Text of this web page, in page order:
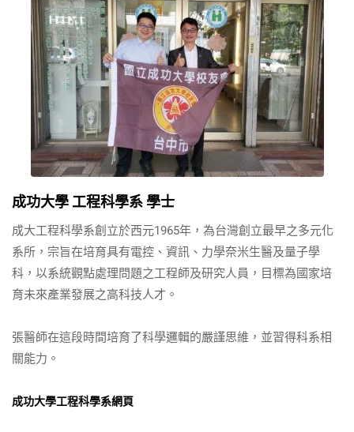
成功大學 工程科學系 學士
成大工程科學系創立於西元1965年，為台灣創立最早之多元化
系所，宗旨在培育具有電控、資訊、力學奈米生醫及量子學
科，以系統觀點處理問題之工程師及研究人員，目標為國家培
育未來產業發展之高科技人才。
張醫師在這段時間培育了科學邏輯的嚴謹思維，並習得科系相
關能力。
成功大學工程科學系網頁